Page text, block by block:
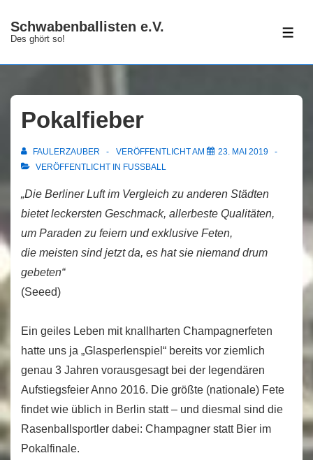
ZumSchwabenballisten e.V.
Des ghört so!
Pokalfieber
FAULERZAUBER VERÖFFENTLICHT AM
23. MAI 2019
VERÖFFENTLICHT IN FUSSBALL
„Die Berliner Luft im Vergleich zu anderen Städten
bietet leckersten Geschmack, allerbeste Qualitäten,
um Paraden zu feiern und exklusive Feten,
die meisten sind jetzt da, es hat sie niemand drum
gebeten“
(Seeed)
Ein geiles Leben mit knallharten Champagnerfeten
hatte uns ja „Glasperlenspiel“ bereits vor ziemlich
genau 3 Jahren vorausgesagt bei der legendären
Aufstiegsfeier Anno 2016. Die größte (nationale) Fete
findet wie üblich in Berlin statt – und diesmal sind die
Rasenballsportler dabei: Champagner statt Bier im
Pokalfinale.